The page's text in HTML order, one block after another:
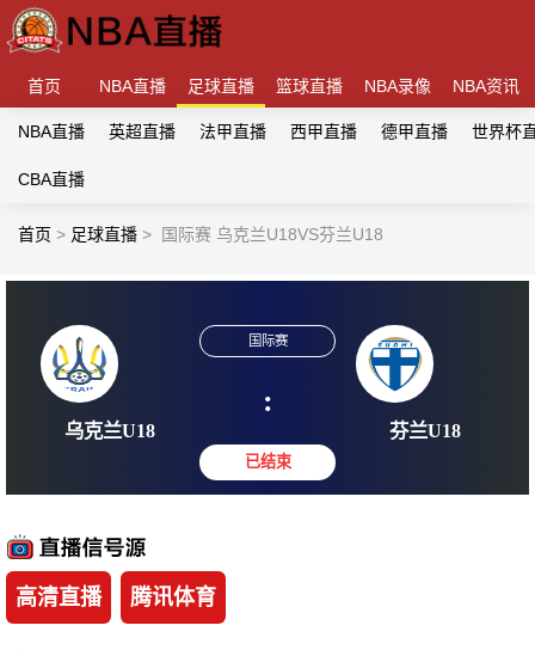
首页 NBA直播 足球直播 篮球直播 NBA录像 NBA资讯
NBA直播 英超直播 法甲直播 西甲直播 德甲直播 世界杯
CBA直播
首页 > 足球直播 > 国际赛 乌克兰U18VS芬兰U18
:
高清直播 腾讯体育